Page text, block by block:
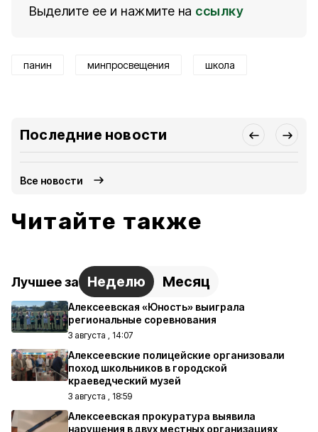
Выделите ее и нажмите на ссылку
панин минпросвещения школа
Последние новости
Все новости
Читайте также
Лучшее за Неделю Месяц
Алексеевская «Юность» выиграла
региональные соревнования
3 августа , 14:07
Алексеевские полицейские организовали
поход школьников в городской
краеведческий музей
3 августа , 18:59
Алексеевская прокуратура выявила
нарушения в двух местных организациях